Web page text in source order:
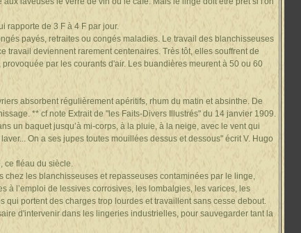
rapporte de 3 F à 4 F par jour.
payés, retraites ou congés maladies. Le travail des blanchisseuses
travail deviennent rarement centenaires. Très tôt, elles souffrent de
par les courants d'air. Les buandières meurent à 50 ou 60
absorbent régulièrement apéritifs, rhum du matin et absinthe. De
** cf note Extrait de "les Faits-Divers Illustrés" du 14 janvier 1909.
un baquet jusqu’à mi-corps, à la pluie, à la neige, avec le vent qui
On a ses jupes toutes mouillées dessus et dessous" écrit V. Hugo
ce fléau du siècle.
les blanchisseuses et repasseuses contaminées par le linge,
à l’emploi de lessives corrosives, les lombalgies, les varices, les
qui portent des charges trop lourdes et travaillent sans cesse debout.
d'intervenir dans les lingeries industrielles, pour sauvegarder tant la